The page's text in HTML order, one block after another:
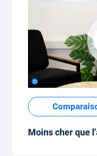
Moins cher que